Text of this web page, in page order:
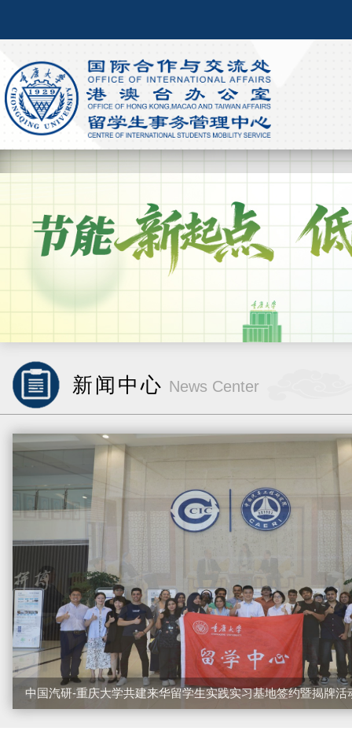
新闻中心 News Center
中国汽研-重庆大学共建来华留学生实践实习基地签约暨揭牌活